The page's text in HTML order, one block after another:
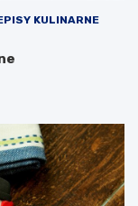
KULINARNE